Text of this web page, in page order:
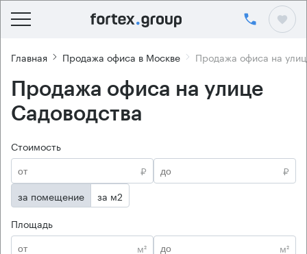
Главная Продажа офиса в Москве Продажа офиса на
Продажа офиса на улице
Садоводства
Стоимость
₽
₽
за помещение
за м2
Площадь
м²
м²